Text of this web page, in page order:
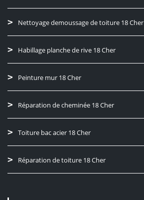
Nettoyage demoussage de toiture 18 Cher
Habillage planche de rive 18 Cher
Peinture mur 18 Cher
Réparation de cheminée 18 Cher
Toiture bac acier 18 Cher
Réparation de toiture 18 Cher